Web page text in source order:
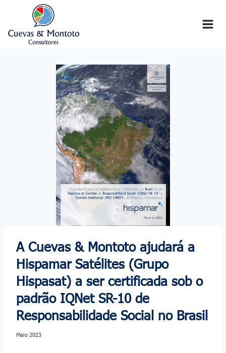
A Cuevas & Montoto ajudará a
Hispamar Satélites (Grupo
Hispasat) a ser certificada sob o
padrão IQNet SR-10 de
Responsabilidade Social no Brasil
Maio 2023